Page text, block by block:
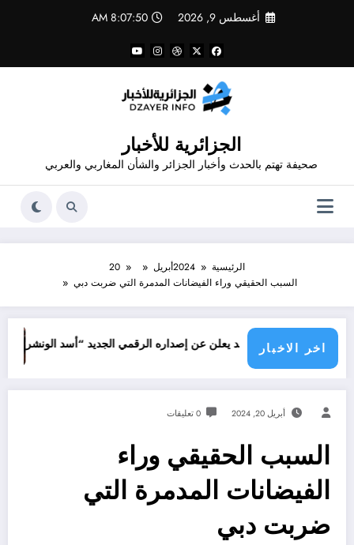
أغسطس 9, 2026 8:07:50 AM
الجزائرية للأخبار
صحيفة تهتم بالحدث وأخبار الجزائر والشأن المغاربي والعربي
الرئيسية 2024أبريل
20
السبب الحقيقي وراء الفيضانات المدمرة التي ضربت دبي
اخر الاخبار
قدور شاهد يعلن عن إصداره الرقمي الجديد “أسد الونشريس” تخليدا لنضال
جرائم
أبريل 20, 2024 0 تعليقات
السبب الحقيقي وراء
الفيضانات المدمرة التي
ضربت دبي